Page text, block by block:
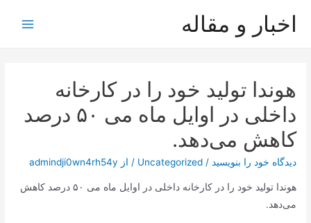
اخبار و مقاله
هوندا تولید خود را در کارخانه
داخلی در اوایل ماه می ۵۰ درصد
کاهش می‌دهد.
دیدگاه‌ خود را بنویسید /
Uncategorized / از admindji0wn4rh54y
هوندا تولید خود را در کارخانه داخلی در اوایل ماه می ۵۰ درصد کاهش
می‌دهد.